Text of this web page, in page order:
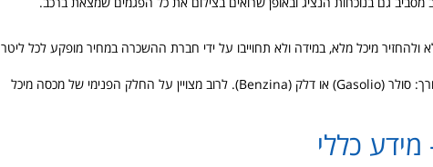
ולהחזיר מיכל מלא, במידה ולא תחוייבו על ידי חברת ההשכרה במחיר מופקע לכל ליטר
בידקו מה סוג הדלק שהרכב צורך: סולר (Gasolio) או דלק (Benzina). לרוב מצויין על החלק הפנימי של מכסה מיכל
כללי